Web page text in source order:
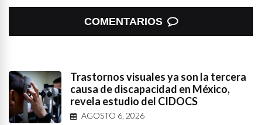
COMENTARIOS
Trastornos visuales ya son la tercera
causa de discapacidad en México,
revela estudio del CIDOCS
AGOSTO 6, 2026